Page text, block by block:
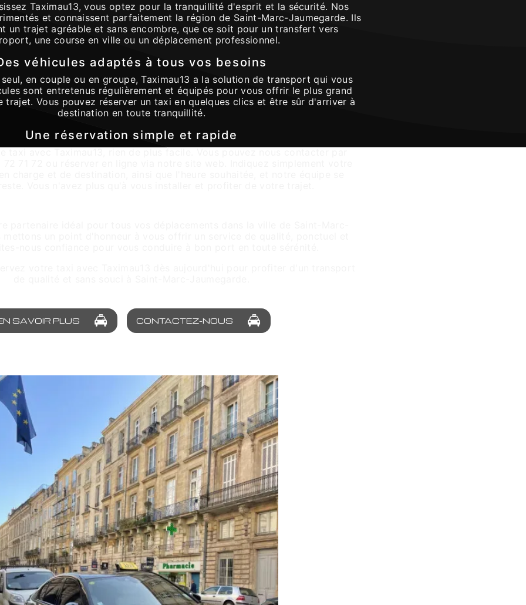
Taximau13, vous optez pour la tranquillité d'esprit et la sécurité. Nos
et connaissent parfaitement la région de Saint-Marc-Jaumegarde. Ils
un trajet agréable et sans encombre, que ce soit pour un transfert vers
une course en ville ou un déplacement professionnel.
véhicules adaptés à tous vos besoins
en couple ou en groupe, Taximau13 a la solution de transport qui vous
sont entretenus régulièrement et équipés pour vous offrir le plus grand
Vous pouvez réserver un taxi en quelques clics et être sûr d'arriver à
destination en toute tranquillité.
Une réservation simple et rapide
SAVOIR PLUS CONTACTEZ-NOUS